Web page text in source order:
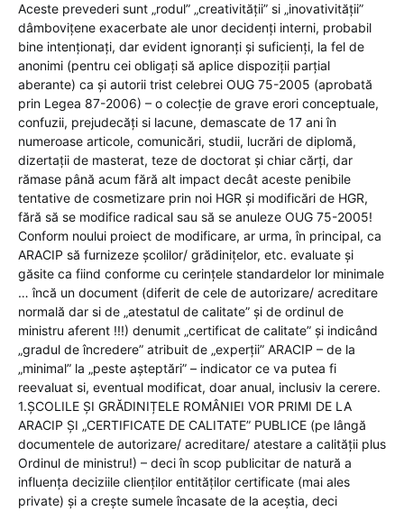
Aceste prevederi sunt „rodul” „creativității” si „inovativității”
dâmbovițene exacerbate ale unor decidenți interni, probabil
bine intenționați, dar evident ignoranți și suficienți, la fel de
anonimi (pentru cei obligați să aplice dispoziții parțial
aberante) ca și autorii trist celebrei OUG 75-2005 (aprobată
prin Legea 87-2006) – o colecție de grave erori conceptuale,
confuzii, prejudecăți si lacune, demascate de 17 ani în
numeroase articole, comunicări, studii, lucrări de diplomă,
dizertații de masterat, teze de doctorat și chiar cărți, dar
rămase până acum fără alt impact decât aceste penibile
tentative de cosmetizare prin noi HGR și modificări de HGR,
fără să se modifice radical sau să se anuleze OUG 75-2005!
Conform noului proiect de modificare, ar urma, în principal, ca
ARACIP să furnizeze școlilor/ grădinițelor, etc. evaluate și
găsite ca fiind conforme cu cerințele standardelor lor minimale
… încă un document (diferit de cele de autorizare/ acreditare
normală dar si de „atestatul de calitate” și de ordinul de
ministru aferent !!!) denumit „certificat de calitate” și indicând
„gradul de încredere” atribuit de „experții” ARACIP – de la
„minimal” la „peste așteptări” – indicator ce va putea fi
reevaluat si, eventual modificat, doar anual, inclusiv la cerere.
1.ȘCOLILE ȘI GRĂDINIȚELE ROMÂNIEI VOR PRIMI DE LA
ARACIP ȘI „CERTIFICATE DE CALITATE” PUBLICE (pe lângă
documentele de autorizare/ acreditare/ atestare a calității plus
Ordinul de ministru!) – deci în scop publicitar de natură a
influența deciziile clienților entităților certificate (mai ales
private) și a crește sumele încasate de la aceștia, deci